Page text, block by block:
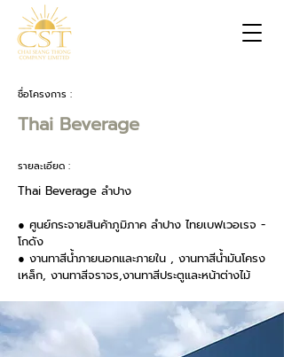
ชื่อโครงการ :
Thai Beverage
รายละเอียด :
Thai Beverage ลำปาง
● ศูนย์กระจายสินค้าภูมิภาค ลำปาง ไทยเบฟเวอเรจ -
โกดัง
● งานทาสีน้ำภายนอกและภายใน , งานทาสีน้ำมันโครง
เหล็ก, งานทาสีจราจร,งานทาสีประตูและหน้าต่างไม้